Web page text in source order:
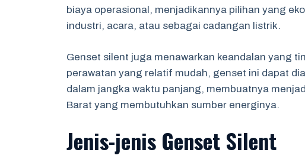
biaya operasional, menjadikannya pilihan yang
industri, acara, atau sebagai cadangan listrik.
Genset silent juga menawarkan keandalan yang
perawatan yang relatif mudah, genset ini dapat
dalam jangka waktu panjang, membuatnya
Barat yang membutuhkan sumber energinya.
Jenis-jenis Genset Silent